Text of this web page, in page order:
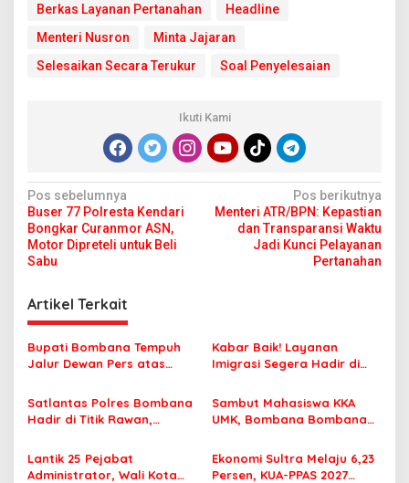
Berkas Layanan Pertanahan
Headline
Menteri Nusron
Minta Jajaran
Selesaikan Secara Terukur
Soal Penyelesaian
Ikuti Kami
N
a
v
i
g
a
s
i
p
o
s
Pos sebelumnya
Buser 77 Polresta Kendari
Bongkar Curanmor ASN,
Motor Dipreteli untuk Beli
Sabu
Pos berikutnya
Menteri ATR/BPN: Kepastian
dan Transparansi Waktu
Jadi Kunci Pelayanan
Pertanahan
Artikel Terkait
Bupati Bombana Tempuh
Jalur Dewan Pers atas
Korupsi Jembatan Cirauci II
Kabar Baik! Layanan
Imigrasi Segera Hadir di
Perlu Lagi ke Kendari
Satlantas Polres Bombana
Hadir di Titik Rawan,
Sekolah dengan Aman
Sambut Mahasiswa KKA
UMK, Bombana Bombana
Sasaran
Lantik 25 Pejabat
Administrator, Wali Kota
Ekonomi Sultra Melaju 6,23
Persen, KUA-PPAS 2027